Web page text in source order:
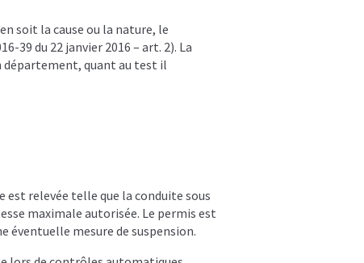
à la Sécurité Routière
médicale permis de conduire
soit la cause ou la nature, le
39 du 22 janvier 2016 – art. 2). La
département, quant au test il
est relevée telle que la conduite sous
maximale autorisée. Le permis est
éventuelle mesure de suspension.